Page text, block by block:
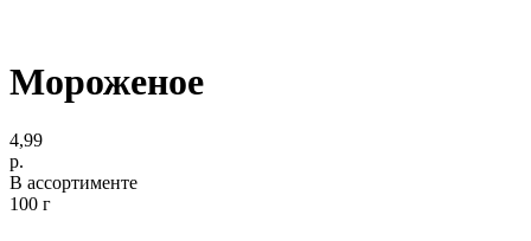
Мороженое
4,99
р.
В ассортименте
100 г